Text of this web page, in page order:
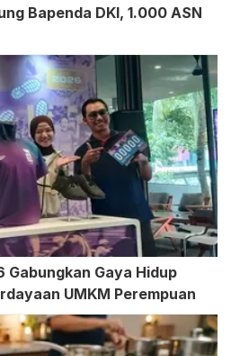
Bapenda DKI, 1.000 ASN
Gabungkan Gaya Hidup
UMKM Perempuan